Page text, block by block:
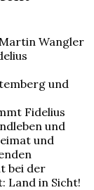
Wangler
und
Fidelius
und
und
bei der
Land in Sicht!